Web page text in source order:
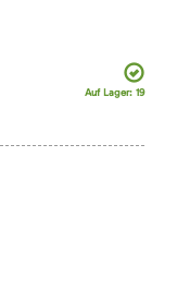
Auf Lager: 19